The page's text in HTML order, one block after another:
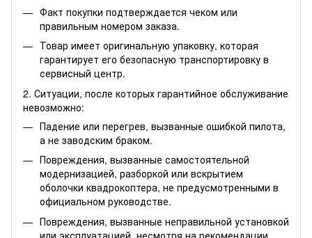
Факт покупки подтверждается чеком или
правильным номером заказа.
Товар имеет оригинальную упаковку, которая
гарантирует его безопасную транспортировку в
сервисный центр.
2. Ситуации, после которых гарантийное обслуживание
невозможно:
Падение или перегрев, вызванные ошибкой пилота,
а не заводским браком.
Повреждения, вызванные самостоятельной
модернизацией, разборкой или вскрытием
оболочки квадрокоптера, не предусмотренными в
официальном руководстве.
Повреждения, вызванные неправильной установкой
или эксплуатацией, несмотря на рекомендации